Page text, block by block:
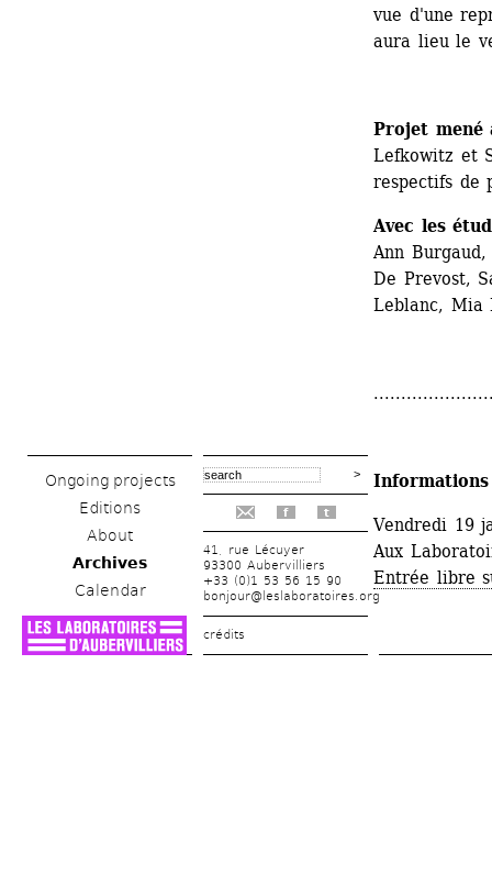
Ongoing projects
Editions
About
Archives
Calendar
f t
41, rue Lécuyer
93300 Aubervilliers
+33 (0)1 53 56 15 90
bonjour@leslaboratoires.org
crédits
vue d'une
aura lieu le
Projet mené
Lefkowitz et
respectifs de
Avec les
Ann
De Prevost,
Leblanc, Mia
Vendredi 19
Aux
Entrée libre